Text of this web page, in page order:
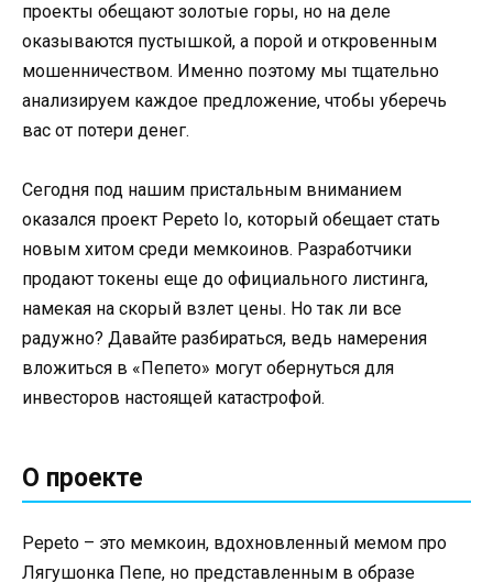
проекты обещают золотые горы, но на деле
оказываются пустышкой, а порой и откровенным
мошенничеством. Именно поэтому мы тщательно
анализируем каждое предложение, чтобы уберечь
вас от потери денег.
Сегодня под нашим пристальным вниманием
оказался проект Pepeto Io, который обещает стать
новым хитом среди мемкоинов. Разработчики
продают токены еще до официального листинга,
намекая на скорый взлет цены. Но так ли все
радужно? Давайте разбираться, ведь намерения
вложиться в «Пепето» могут обернуться для
инвесторов настоящей катастрофой.
О проекте
Pepeto – это мемкоин, вдохновленный мемом про
Лягушонка Пепе, но представленным в образе